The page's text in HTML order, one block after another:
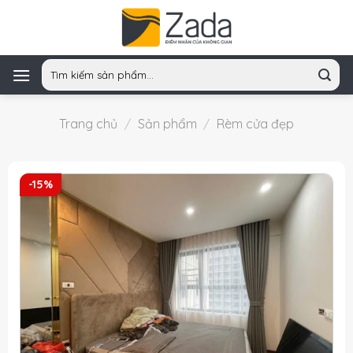
Tìm
kiếm:
Trang chủ / Sản phẩm / Rèm cửa đẹp
-15%